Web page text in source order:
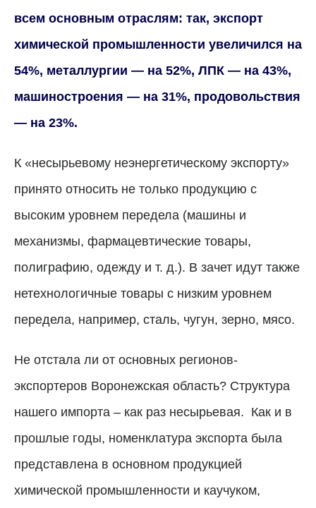
всем основным отраслям: так, экспорт
химической промышленности увеличился на
54%, металлургии — на 52%, ЛПК — на 43%,
машиностроения — на 31%, продовольствия
— на 23%.
К «несырьевому неэнергетическому экспорту»
принято относить не только продукцию с
высоким уровнем передела (машины и
механизмы, фармацевтические товары,
полиграфию, одежду и т. д.). В зачет идут также
нетехнологичные товары с низким уровнем
передела, например, сталь, чугун, зерно, мясо.
Не отстала ли от основных регионов-
экспортеров Воронежская область? Структура
нашего импорта – как раз несырьевая. Как и в
прошлые годы, номенклатура экспорта была
представлена в основном продукцией
химической промышленности и каучуком,